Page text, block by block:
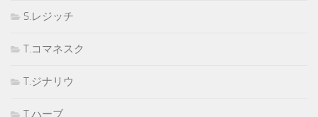
S.レジッチ
T.コマネスク
T.ジナリウ